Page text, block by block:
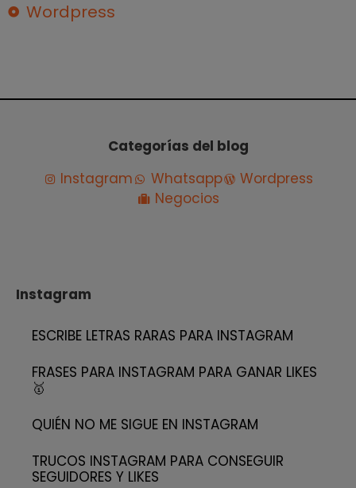
Wordpress
Categorías del blog
Instagram
Whatsapp
Wordpress
Negocios
Instagram
ESCRIBE LETRAS RARAS PARA INSTAGRAM
FRASES PARA INSTAGRAM PARA GANAR LIKES
🥇
QUIÉN NO ME SIGUE EN INSTAGRAM
TRUCOS INSTAGRAM PARA CONSEGUIR
SEGUIDORES Y LIKES